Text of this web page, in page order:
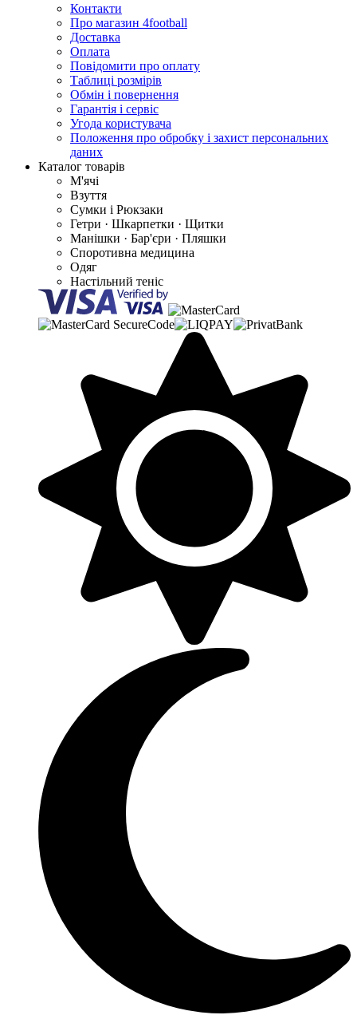
Контакти
Про магазин 4football
Доставка
Оплата
Повідомити про оплату
Таблиці розмірів
Обмін і повернення
Гарантія і сервіс
Угода користувача
Положення про обробку і захист персональних
даних
Каталог товарів
М'ячі
Взуття
Сумки і Рюкзаки
Гетри · Шкарпетки · Щитки
Манішки · Бар'єри · Пляшки
Споротивна медицина
Одяг
Настільний теніс